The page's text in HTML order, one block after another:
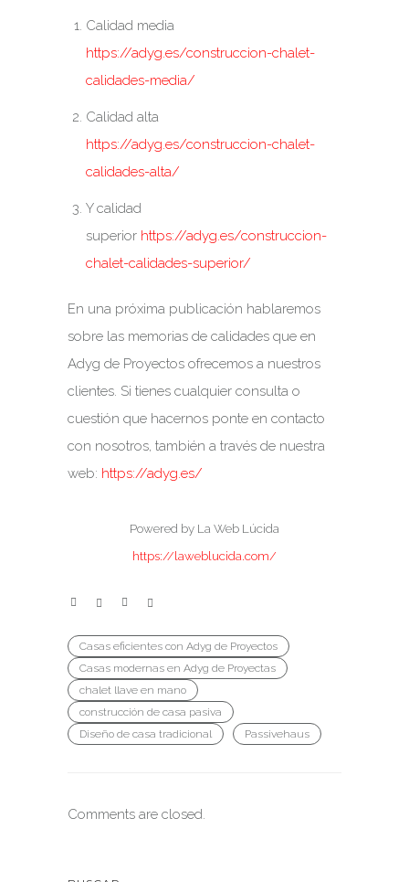
Calidad media
https://adyg.es/construccion-chalet-
calidades-media/
Calidad alta
https://adyg.es/construccion-chalet-
calidades-alta/
Y calidad
superior https://adyg.es/construccion-
chalet-calidades-superior/
En una próxima publicación hablaremos
sobre las memorias de calidades que en
Adyg de Proyectos ofrecemos a nuestros
clientes. Si tienes cualquier consulta o
cuestión que hacernos ponte en contacto
con nosotros, también a través de nuestra
web: https://adyg.es/
Powered by La Web Lúcida
https://laweblucida.com/
Casas eficientes con Adyg de Proyectos
Casas modernas en Adyg de Proyectas
chalet llave en mano
construcción de casa pasiva
Diseño de casa tradicional
Passivehaus
Comments are closed.